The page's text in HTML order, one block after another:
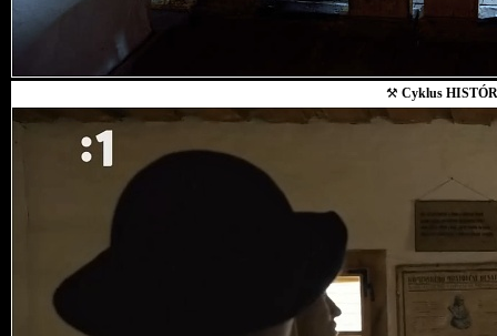
⚒ Cyklus